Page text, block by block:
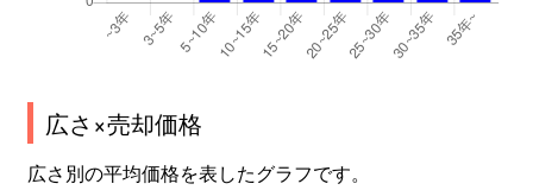
広さ×売却価格
広さ別の平均価格を表したグラフです。